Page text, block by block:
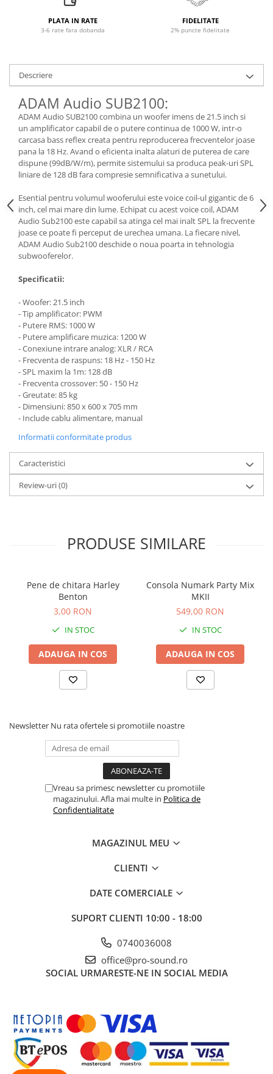
Microfoane stereo
Microfoane wireless si sisteme
Stative de microfon
Accesorii de microfoane
Accesorii de rack
Accesorii echipamente de studio
Clape MIDI
Controllere MIDI - USB DAW
Controllere monitoare de studio
Convertoare AD/DA
Interfete audio
Interfete MIDI si Cabluri Midi-USB
Microfoane de studio
Pop filtre
Preamplificatoare
Protectii antifonice pentru urechi
Rack studio
Recordere de studio
Recordere portabile
Sintetizatoare
Standuri si stative de monitoare
Subwoofere de studio
Accesorii pentru lumini
Bare Led
Cabluri de Alimentare
Masini de fum si ceata
Mixere DMX
Proiectoare
Scene şi Ring-uri de Dans
Stative si schela lumini
Chitare si bass
Claviaturi
Instrumente cu arcus
Instrumente de suflat
Instrumente si jucarii pentru copii
Instrumente traditionale
Controllere MIDI - USB DAW
Mixere DJ
Stative si pupitre DJ
Cabluri si conectori
Cabluri adaptoare, cabluri Y
PLATA IN RATE
3-6 rate fara dobanda
FIDELITATE
2% puncte fidelitate
Descriere
ADAM Audio SUB2100:
ADAM Audio SUB2100 combina un woofer imens de 21.5 inch si
un amplificator capabil de o putere continua de 1000 W, intr-o
carcasa bass reflex creata pentru reproducerea frecventelor joase
pana la 18 Hz. Avand o eficienta inalta alaturi de puterea de care
dispune (99dB/W/m), permite sistemului sa produca peak-uri SPL
liniare de 128 dB fara compresie semnificativa a sunetului.
Esential pentru volumul wooferului este voice coil-ul gigantic de 6
inch, cel mai mare din lume. Echipat cu acest voice coil, ADAM
Audio Sub2100 este capabil sa atinga cel mai inalt SPL la frecvente
joase ce poate fi perceput de urechea umana. La fiecare nivel,
ADAM Audio Sub2100 deschide o noua poarta in tehnologia
subwooferelor.
Specificatii:
- Woofer: 21.5 inch
- Tip amplificator: PWM
- Putere RMS: 1000 W
- Putere amplificare muzica: 1200 W
- Conexiune intrare analog: XLR / RCA
- Frecventa de raspuns: 18 Hz - 150 Hz
- SPL maxim la 1m: 128 dB
- Frecventa crossover: 50 - 150 Hz
- Greutate: 85 kg
- Dimensiuni: 850 x 600 x 705 mm
- Include cablu alimentare, manual
Informatii conformitate produs
Caracteristici
Review-uri(0)
PRODUSE SIMILARE
Pene de chitara Harley
Benton
3,00 RON
IN STOC
ADAUGA IN COS
Consola Numark Party Mix
MKII
549,00 RON
IN STOC
ADAUGA IN COS
Newsletter Nu rata ofertele si promotiile noastre
Vreau sa primesc newsletter cu promotiile
magazinului. Afla mai multe in Politica de
Confidentialitate
MAGAZINUL MEU
CLIENTI
DATE COMERCIALE
SUPORT CLIENTI 10:00 - 18:00
0740036008
office@pro-sound.ro
SOCIAL URMARESTE-NE IN SOCIAL MEDIA